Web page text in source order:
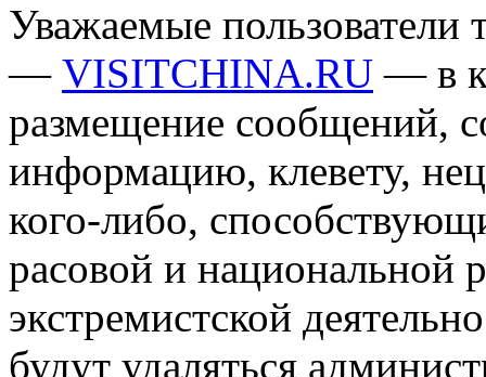
Уважаемые пользователи
— VISITCHINA.RU — в
размещение сообщений,
информацию, клевету,
кого-либо,
расовой и национальной
экстремистской
будут удаляться